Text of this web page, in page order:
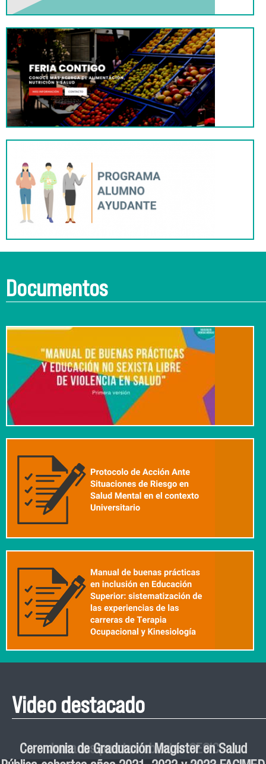
Documentos
Video destacado
Manual de Buenas de Prácticas y Educación no
Roberto Vera invita a la III Jornada de Neurociencia
Jornadas puertas abiertas CESIC
Ceremonia de Graduación Magíster en Salud
Esteban Aedo: “El uso de tecnología en el deporte